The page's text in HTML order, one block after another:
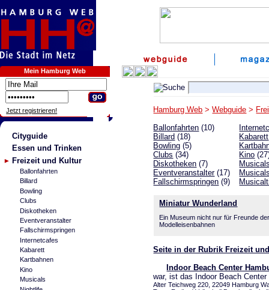
Mein Hamburg Web
Jetzt registrieren!
Cityguide
Essen und Trinken
Freizeit und Kultur
Ballonfahrten
Billard
Bowling
Clubs
Diskotheken
Eventveranstalter
Fallschirmspringen
Internetcafes
Kabarett
Kartbahnen
Kino
Musicals
Hamburg Web >Webguide >
Ballonfahrten (10)
Billard (18)
Bowling (5)
Clubs (34)
Diskotheken (7)
Eventveranstalter(17)
Fallschirmspringen (9)
Kabarett
Kino
Miniatur Wunderland
Ein Museum nicht nur für Freunde
Modelleisenbahnen
Seite in der Rubrik Freizeit
Indoor Beach Center
war, ist das Indoor Beach
Alter Teichweg 220, 22049 Hamburg